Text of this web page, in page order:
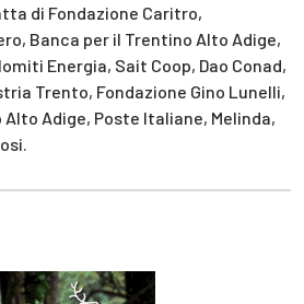
di Fondazione Caritro,
Banca per il Trentino Alto Adige,
Energia, Sait Coop, Dao Conad,
Trento, Fondazione Gino Lunelli,
Adige, Poste Italiane, Melinda,